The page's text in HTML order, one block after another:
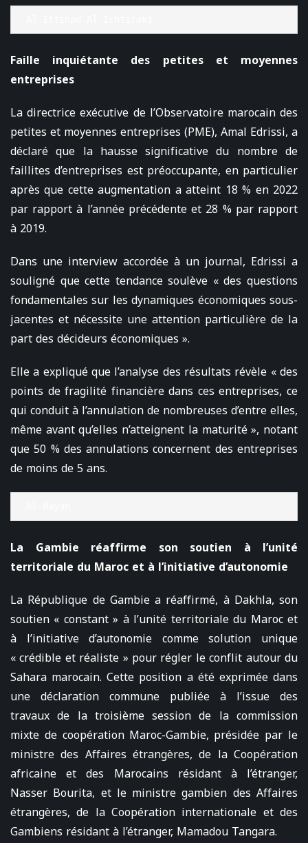
Faille inquiétante des petites et moyennes
entreprises
La directrice exécutive de l’Observatoire marocain des
petites et moyennes entreprises (PME), Amal Edrissi, a
déclaré que la hausse significative du nombre de
faillites d’entreprises est préoccupante, en particulier
après que cette augmentation a atteint 18 % en 2022
par rapport à l’année précédente et 28 % par rapport
à 2019.
Dans une interview accordée à un journal, Edrissi a
souligné que cette tendance soulève « des questions
fondamentales sur les dynamiques économiques sous-
jacentes et nécessite une attention particulière de la
part des décideurs économiques ».
Elle a expliqué que l’analyse des résultats révèle « des
points de fragilité financière dans ces entreprises, ce
qui conduit à l’annulation de nombreuses d’entre elles,
même avant qu’elles n’atteignent la maturité », notant
que 50 % des annulations concernent des entreprises
de moins de 5 ans.
La Gambie réaffirme son soutien à l’unité
territoriale du Maroc et à l’initiative d’autonomie
La République de Gambie a réaffirmé, à Dakhla, son
soutien « constant » à l’unité territoriale du Maroc et
à l’initiative d’autonomie comme solution unique
« crédible et réaliste » pour régler le conflit autour du
Sahara marocain. Cette position a été exprimée dans
une déclaration commune publiée à l’issue des
travaux de la troisième session de la commission
mixte de coopération Maroc-Gambie, présidée par le
ministre des Affaires étrangères, de la Coopération
africaine et des Marocains résidant à l’étranger,
Nasser Bourita, et le ministre gambien des Affaires
étrangères, de la Coopération internationale et des
Gambiens résidant à l’étranger, Mamadou Tangara.